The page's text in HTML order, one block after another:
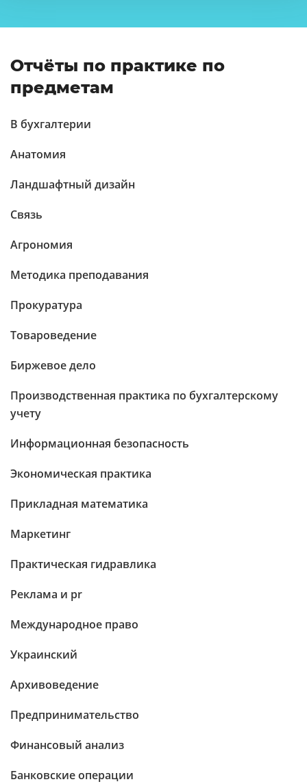
Отчёты по практике по
предметам
В бухгалтерии
Анатомия
Ландшафтный дизайн
Связь
Агрономия
Методика преподавания
Прокуратура
Товароведение
Биржевое дело
Производственная практика по бухгалтерскому
учету
Информационная безопасность
Экономическая практика
Прикладная математика
Маркетинг
Практическая гидравлика
Реклама и pr
Международное право
Украинский
Архивоведение
Предпринимательство
Финансовый анализ
Банковские операции